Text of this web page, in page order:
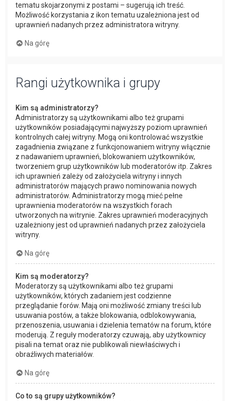
tematu skojarzonymi z postami – sugerują ich treść.
Możliwość korzystania z ikon tematu uzależniona jest od
uprawnień nadanych przez administratora witryny.
Na górę
Rangi użytkownika i grupy
Kim są administratorzy?
Administratorzy są użytkownikami albo też grupami
użytkowników posiadającymi najwyższy poziom uprawnień
kontrolnych całej witryny. Mogą oni kontrolować wszystkie
zagadnienia związane z funkcjonowaniem witryny włącznie
z nadawaniem uprawnień, blokowaniem użytkowników,
tworzeniem grup użytkowników lub moderatorów itp. Zakres
ich uprawnień zależy od założyciela witryny i innych
administratorów mających prawo nominowania nowych
administratorów. Administratorzy mogą mieć pełne
uprawnienia moderatorów na wszystkich forach
utworzonych na witrynie. Zakres uprawnień moderacyjnych
uzależniony jest od uprawnień nadanych przez założyciela
witryny.
Na górę
Kim są moderatorzy?
Moderatorzy są użytkownikami albo też grupami
użytkowników, których zadaniem jest codzienne
przeglądanie forów. Mają oni możliwość zmiany treści lub
usuwania postów, a także blokowania, odblokowywania,
przenoszenia, usuwania i dzielenia tematów na forum, które
moderują. Z reguły moderatorzy czuwają, aby użytkownicy
pisali na temat oraz nie publikowali niewłaściwych i
obraźliwych materiałów.
Na górę
Co to są grupy użytkowników?